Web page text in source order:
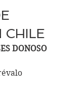
CHILE
DONOSO